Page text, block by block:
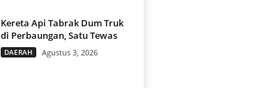
Kereta Api Tabrak Dum Truk
di Perbaungan, Satu Tewas
DAERAH Agustus 3, 2026